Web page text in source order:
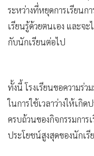
ระหว่างที่หยุดการเรียน
เรียนรู้ด้วยตนเอง และจ
กับนักเรียนต่อไป
ทั้งนี้ โรงเรียนขอความร่
ในการใช้เวลาว่างให้เกิ
ครบถ้วนของกิจกรรมการ
ประโยชน์สูงสุดของนักเรี